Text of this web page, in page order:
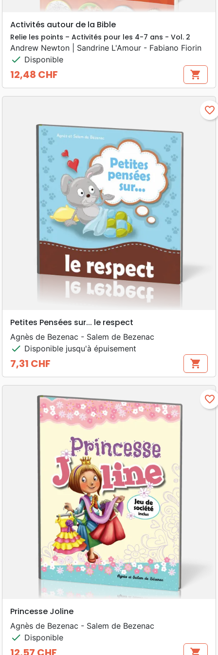
Activités autour de la Bible
Relie les points – Activités pour les 4-7 ans - Vol. 2
Andrew Newton | Sandrine L'Amour - Fabiano Fiorin
check Disponible
Prix
12,48 CHF shopping_cart
favorite_border
Petites Pensées sur... le respect
Agnès de Bezenac - Salem de Bezenac
check Disponible jusqu'à épuisement
Prix
7,31 CHF shopping_cart
favorite_border
Princesse Joline
Agnès de Bezenac - Salem de Bezenac
check Disponible
shopping_cart